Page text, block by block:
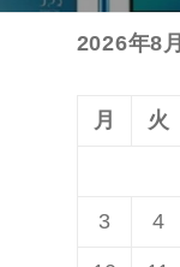
投
2026年8月
月 火
3 4